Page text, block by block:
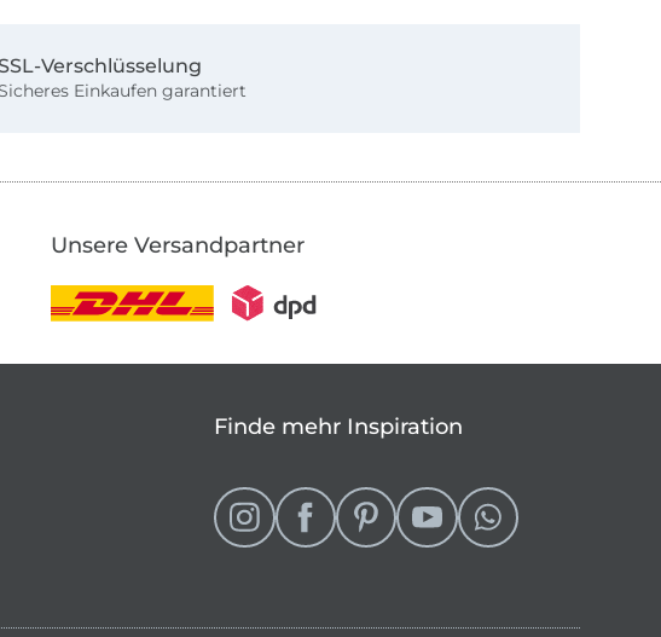
Verschlüsselung
Einkaufen garantiert
Unsere Versandpartner
Finde mehr Inspiration